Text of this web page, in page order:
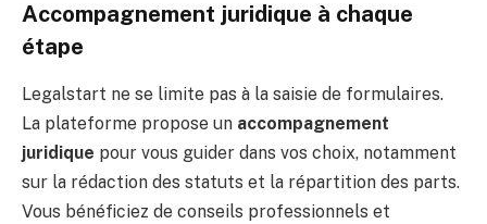
Accompagnement juridique à chaque
étape
Legalstart ne se limite pas à la saisie de formulaires.
La plateforme propose un accompagnement
juridique pour vous guider dans vos choix, notamment
sur la rédaction des statuts et la répartition des parts.
Vous bénéficiez de conseils professionnels et